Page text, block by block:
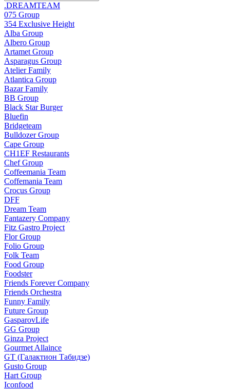
.DREAMTEAM
075 Group
354 Exclusive Height
Alba Group
Albero Group
Artamet Group
Asparagus Group
Atelier Family
Atlantica Group
Bazar Family
BB Group
Black Star Burger
Bluefin
Bridgeteam
Bulldozer Group
Cape Group
CH1EF Restaurants
Chef Group
Coffeemania Team
Coffemania Team
Crocus Group
DFF
Dream Team
Fantazery Company
Fitz Gastro Project
Flor Group
Folio Group
Folk Team
Food Group
Foodster
Friends Forever Company
Friends Orchestra
Funny Family
Future Group
GasparovLife
GG Group
Ginza Project
Gourmet Allaince
GT (Галактион Табидзе)
Gusto Group
Hart Group
Iconfood